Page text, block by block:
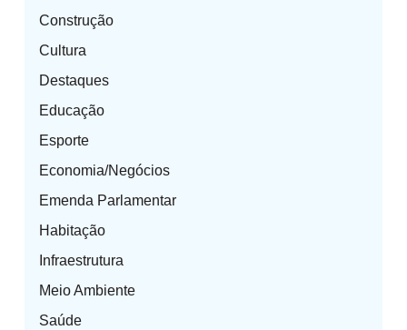
Construção
Cultura
Destaques
Educação
Esporte
Economia/Negócios
Emenda Parlamentar
Habitação
Infraestrutura
Meio Ambiente
Saúde